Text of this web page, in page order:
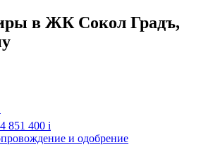
в ЖК Сокол Градъ,
851 400 i
и одобрение